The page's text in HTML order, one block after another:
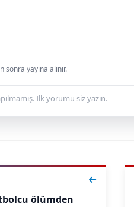
sonra yayına alınır.
İlk yorumu siz yazın.
ölümden